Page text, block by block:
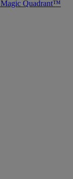
Quadrant™